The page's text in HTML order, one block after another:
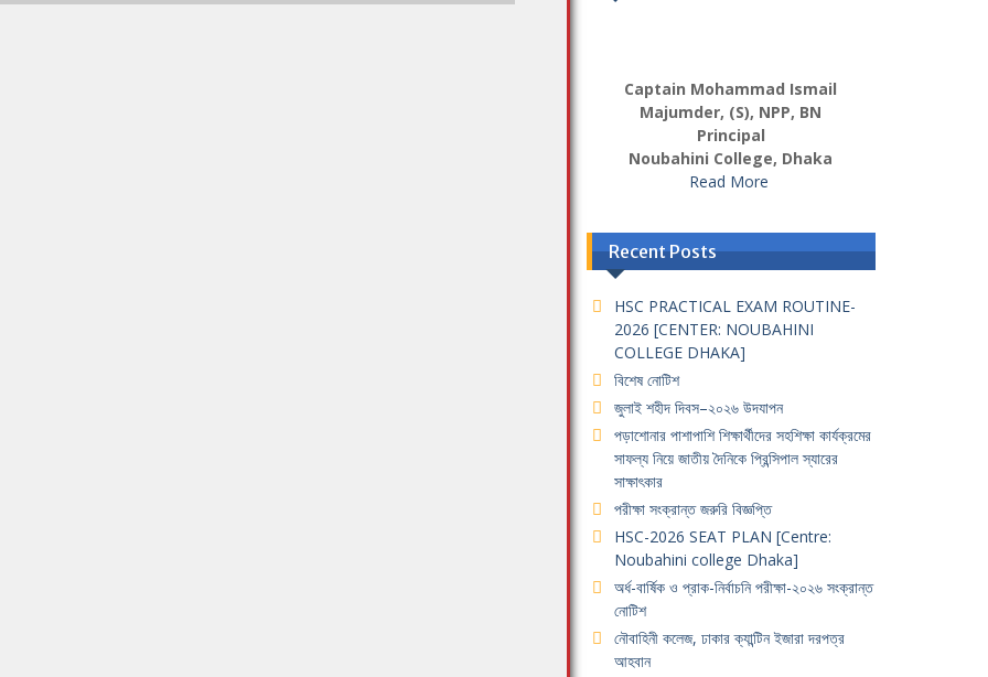
Captain Mohammad Ismail
Majumder, (S), NPP, BN
Principal
Noubahini College, Dhaka
Read More
Recent Posts
HSC PRACTICAL EXAM ROUTINE-
2026 [CENTER: NOUBAHINI
COLLEGE DHAKA]
বিশেষ নোটিশ
জুলাই শহীদ দিবস–২০২৬ উদযাপন
পড়াশোনার পাশাপাশি শিক্ষার্থীদের সহশিক্ষা কার্যক্রমের
সাফল্য নিয়ে জাতীয় দৈনিকে প্রিন্সিপাল স্যারের
সাক্ষাৎকার
পরীক্ষা সংক্রান্ত জরুরি বিজ্ঞপ্তি
HSC-2026 SEAT PLAN [Centre:
Noubahini college Dhaka]
অর্ধ-বার্ষিক ও প্রাক-নির্বাচনি পরীক্ষা-২০২৬ সংক্রান্ত
নোটিশ
নৌবাহিনী কলেজ, ঢাকার ক্যান্টিন ইজারা দরপত্র
আহবান